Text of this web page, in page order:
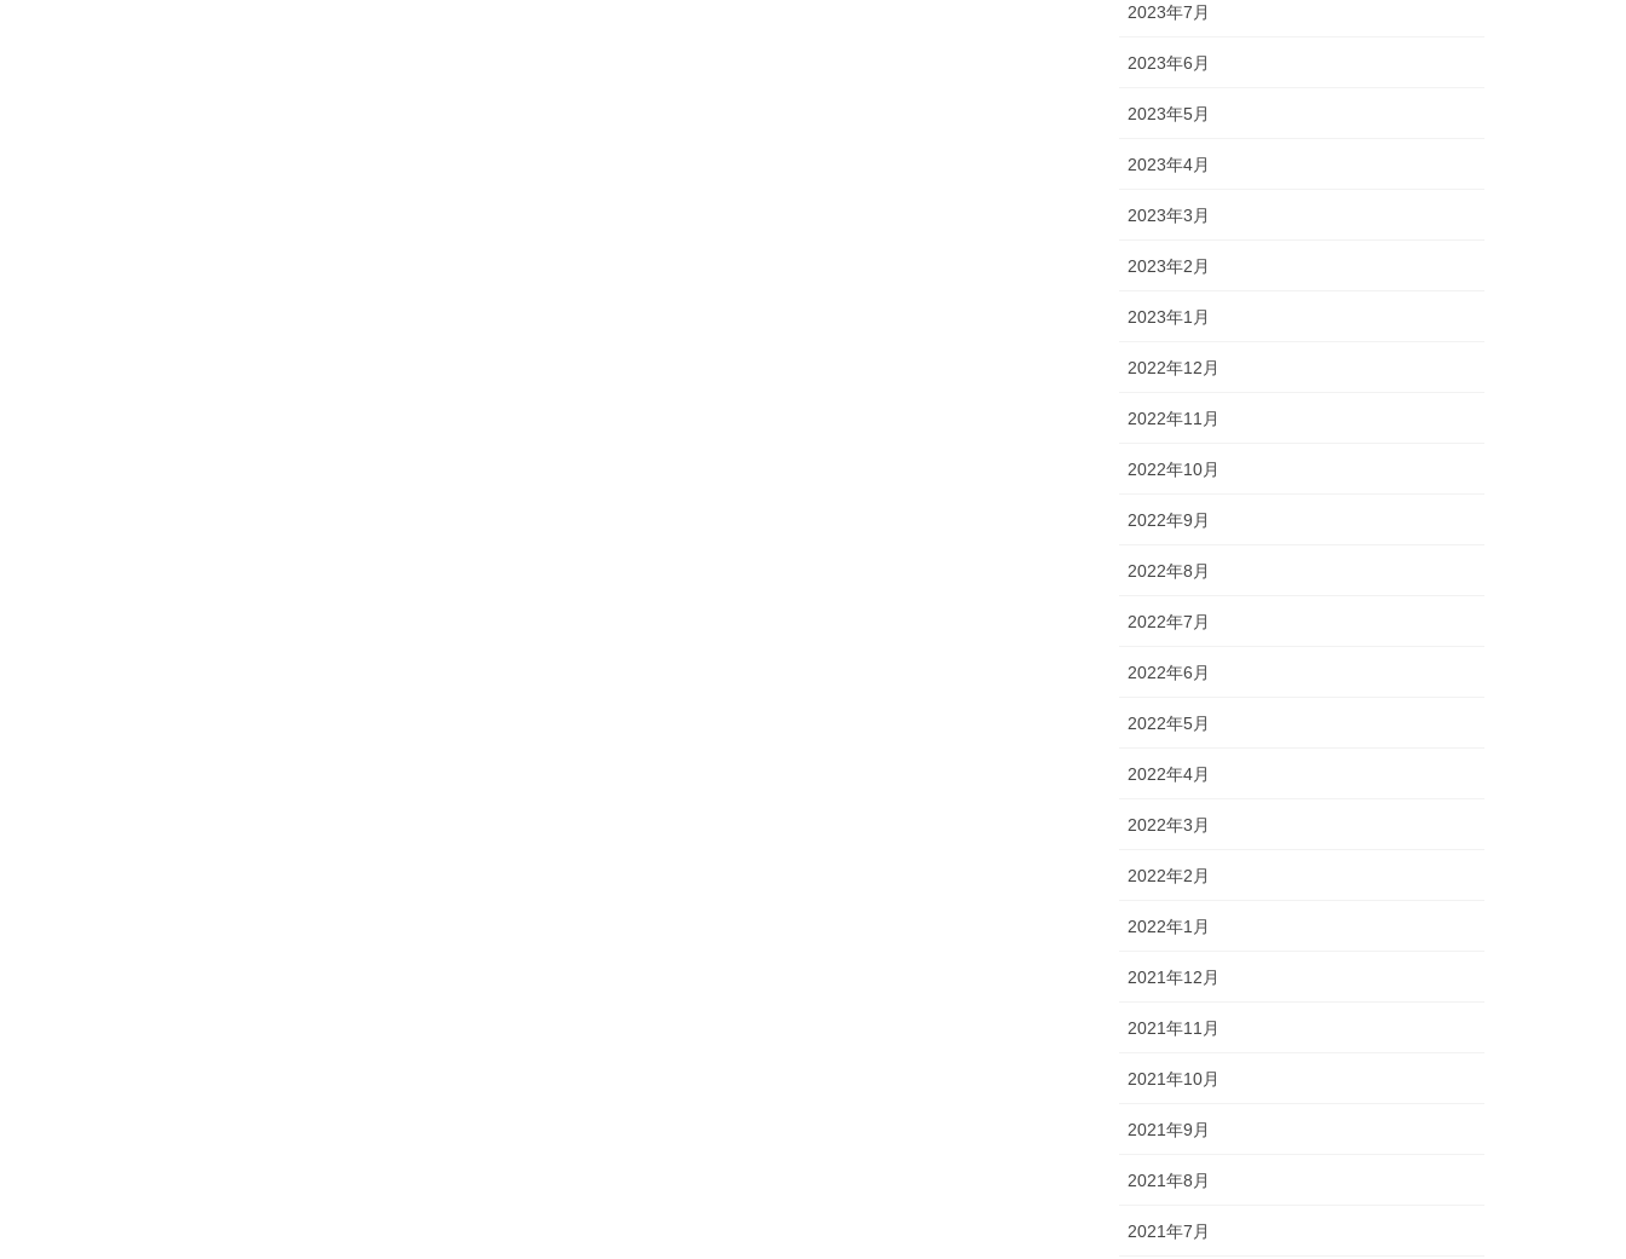
2023年7月
2023年6月
2023年5月
2023年4月
2023年3月
2023年2月
2023年1月
2022年12月
2022年11月
2022年10月
2022年9月
2022年8月
2022年7月
2022年6月
2022年5月
2022年4月
2022年3月
2022年2月
2022年1月
2021年12月
2021年11月
2021年10月
2021年9月
2021年8月
2021年7月